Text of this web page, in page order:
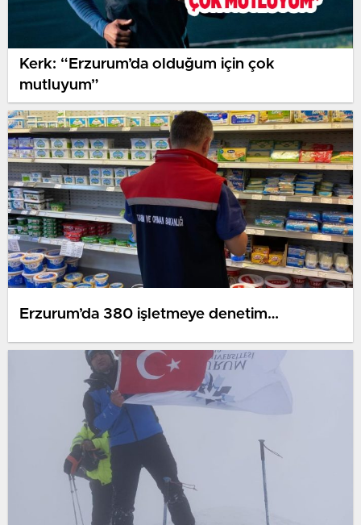
Kerk: “Erzurum’da olduğum için çok
mutluyum”
Erzurum’da 380 işletmeye denetim…